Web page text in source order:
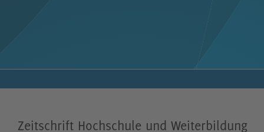
Zeitschrift Hochschule und Weiterbildung